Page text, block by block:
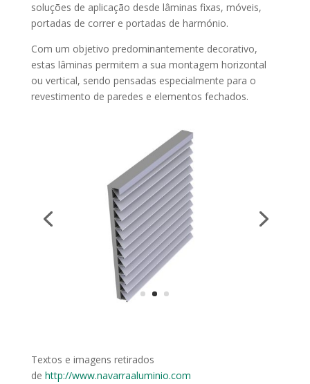
soluções de aplicação desde lâminas fixas, móveis,
portadas de correr e portadas de harmónio.
Com um objetivo predominantemente decorativo,
estas lâminas permitem a sua montagem horizontal
ou vertical, sendo pensadas especialmente para o
revestimento de paredes e elementos fechados.
Textos e imagens retirados
de http://www.navarraaluminio.com